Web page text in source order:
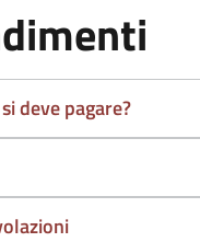
deve pagare?